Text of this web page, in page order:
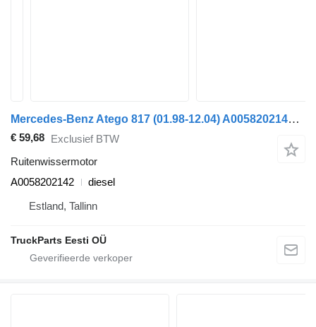
Mercedes-Benz Atego 817 (01.98-12.04) A0058202142 ruitenwissermotor voor Mercedes-Benz Atego, Atego 2, Atego 3 (1996-) trekker
€ 59,68 Exclusief BTW
Ruitenwissermotor
A0058202142
diesel
Estland, Tallinn
TruckParts Eesti OÜ